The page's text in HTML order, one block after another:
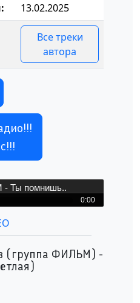
13.02.2025
Все треки
автора
Ты помнишь..
0:00
(группа ФИЛЬМ) -